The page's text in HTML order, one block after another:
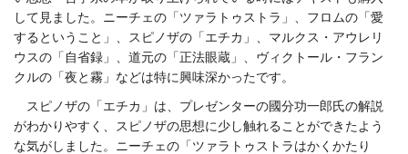
して見ました。ニーチェの「ツァラトゥストラ」、フロムの「愛
するということ」、スピノザの「エチカ」、マルクス・アウレリ
ウスの「自省録」、道元の「正法眼蔵」、ヴィクトール・フラン
クルの「夜と霧」などは特に興味深かったです。
スピノザの「エチカ」は、プレゼンターの國分功一郎氏の解説
がわかりやすく、スピノザの思想に少し触れることができたよう
な気がしました。ニーチェの「ツァラトゥ ストラはかくかたり